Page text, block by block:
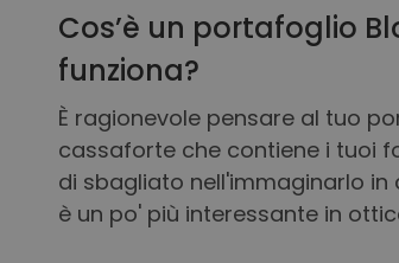
Cos’è un portafoglio
funziona?
È ragionevole pensare al tuo
cassaforte che contiene i tuoi
di sbagliato nell'immaginarlo
è un po' più interessante in